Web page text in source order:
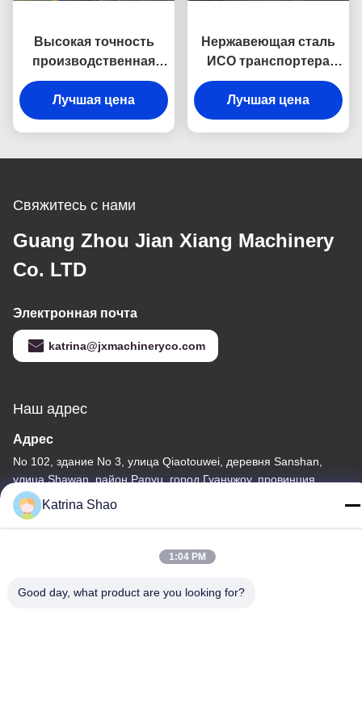
Высокая точность
производственная
линия конуса
мороженого
транспортера
Лучшая цена
Нержавеющая сталь
ИСО транспортера
поворота 90 градусов
одобренный для
промышленного
Лучшая цена
Свяжитесь с нами
Guang Zhou Jian Xiang Machinery
Co. LTD
Электронная почта
katrina@jxmachineryco.com
Наш адрес
Адрес
No 102, здание No 3, улица Qiaotouwei, деревня Sanshan,
улица Shawan, район Panyu, город Гуанчжоу, провинция
Гуандун, Китай
Телефон
Katrina Shao
1:04 PM
Good day, what product are you looking for?